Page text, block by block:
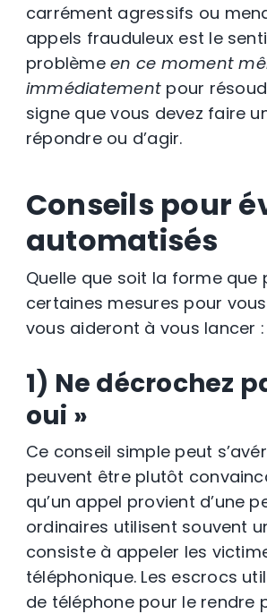
carrément agressifs ou
appels frauduleux est le
problèmeen ce moment
immédiatement pour
signe que vous devez faire
répondre ou d’agir.
Conseils pour
automatisés
Quelle que soit la forme
certaines mesures pour
vous aideront à vous lancer :
1) Ne décrochez
oui »
Ce conseil simple peut
peuvent être plutôt
qu’un appel provient d’une
ordinaires utilisent souvent
consiste à appeler les
téléphonique. Les escrocs
de téléphone pour le rendre